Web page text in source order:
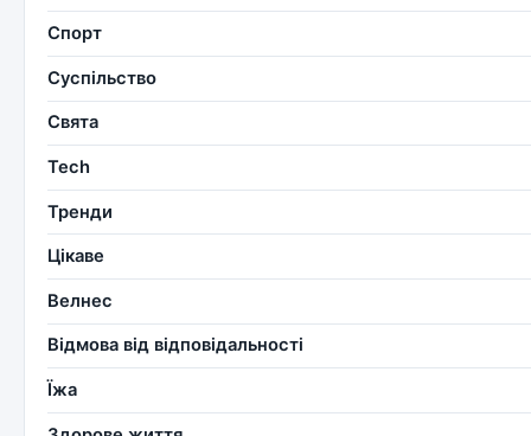
Спорт
Суспільство
Свята
Tech
Тренди
Цікаве
Велнес
Відмова від відповідальності
Їжа